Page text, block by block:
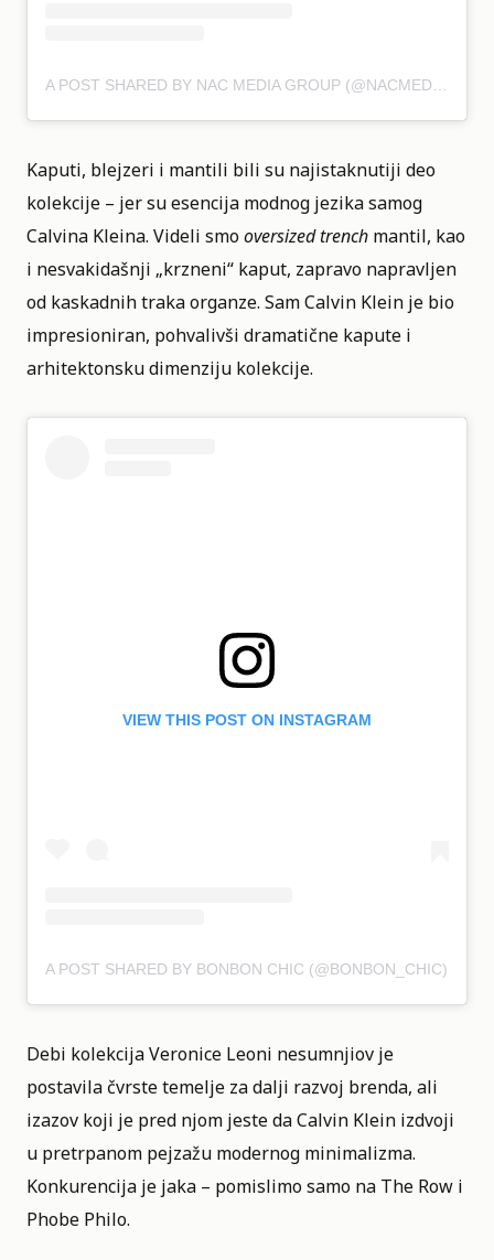
A POST SHARED BY NAC MEDIA GROUP (@NACMEDIAGROUP)
Kaputi, blejzeri i mantili bili su najistaknutiji deo
kolekcije – jer su esencija modnog jezika samog
Calvina Kleina. Videli smooversized trench mantil, kao
i nesvakidašnji „krzneni“ kaput, zapravo napravljen
od kaskadnih traka organze. Sam Calvin Klein je bio
impresioniran, pohvalivši dramatične kapute i
arhitektonsku dimenziju kolekcije.
VIEW THIS POST ON INSTAGRAM
A POST SHARED BY BONBON CHIC (@BONBON_CHIC)
Debi kolekcija Veronice Leoni nesumnjiov je
postavila čvrste temelje za dalji razvoj brenda, ali
izazov koji je pred njom jeste da Calvin Klein izdvoji
u pretrpanom pejzažu modernog minimalizma.
Konkurencija je jaka – pomislimo samo na The Row i
Phobe Philo.